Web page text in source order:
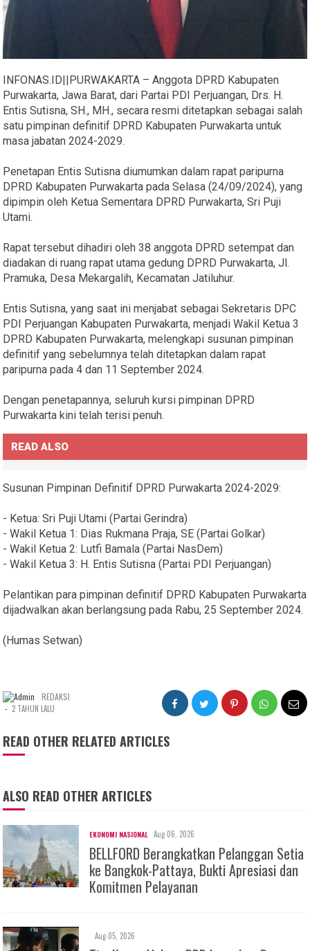
INFONAS.ID||PURWAKARTA – Anggota DPRD Kabupaten
Purwakarta, Jawa Barat, dari Partai PDI Perjuangan, Drs. H.
Entis Sutisna, SH., MH., secara resmi ditetapkan sebagai salah
satu pimpinan definitif DPRD Kabupaten Purwakarta untuk
masa jabatan 2024-2029.
Penetapan Entis Sutisna diumumkan dalam rapat paripurna
DPRD Kabupaten Purwakarta pada Selasa (24/09/2024), yang
dipimpin oleh Ketua Sementara DPRD Purwakarta, Sri Puji
Utami.
Rapat tersebut dihadiri oleh 38 anggota DPRD setempat dan
diadakan di ruang rapat utama gedung DPRD Purwakarta, Jl.
Pramuka, Desa Mekargalih, Kecamatan Jatiluhur.
Entis Sutisna, yang saat ini menjabat sebagai Sekretaris DPC
PDI Perjuangan Kabupaten Purwakarta, menjadi Wakil Ketua 3
DPRD Kabupaten Purwakarta, melengkapi susunan pimpinan
definitif yang sebelumnya telah ditetapkan dalam rapat
paripurna pada 4 dan 11 September 2024.
Dengan penetapannya, seluruh kursi pimpinan DPRD
Purwakarta kini telah terisi penuh.
READ ALSO
Susunan Pimpinan Definitif DPRD Purwakarta 2024-2029:
- Ketua: Sri Puji Utami (Partai Gerindra)
- Wakil Ketua 1: Dias Rukmana Praja, SE (Partai Golkar)
- Wakil Ketua 2: Lutfi Bamala (Partai NasDem)
- Wakil Ketua 3: H. Entis Sutisna (Partai PDI Perjuangan)
Pelantikan para pimpinan definitif DPRD Kabupaten Purwakarta
dijadwalkan akan berlangsung pada Rabu, 25 September 2024.
(Humas Setwan)
REDAKSI
- 2 TAHUN LALU
READ OTHER RELATED ARTICLES
ALSO READ OTHER ARTICLES
EKONOMI NASIONAL Aug 06, 2026
BELLFORD Berangkatkan Pelanggan Setia
ke Bangkok-Pattaya, Bukti Apresiasi dan
Komitmen Pelayanan
Aug 05, 2026